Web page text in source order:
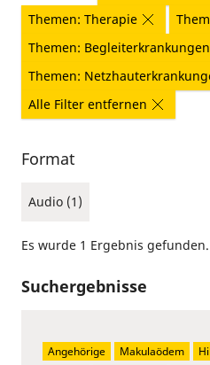
Themen: Therapie
Themen: Begleiterkrankungen
Themen:
Alle Filter entfernen
Format
Audio (1)
Es wurde 1 Ergebnis gefunden.
Suchergebnisse
Angehörige Makulaödem